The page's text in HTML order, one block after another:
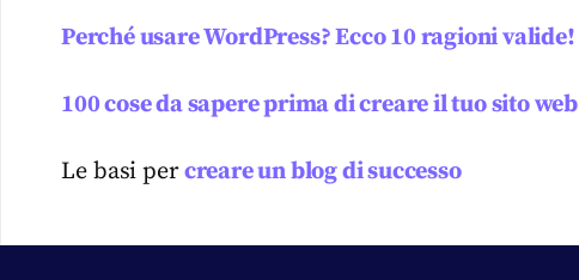
Perché usare WordPress? Ecco 10 ragioni valide!
100 cose da sapere prima di creare il tuo sito web
Le basi percreare un blog di successo